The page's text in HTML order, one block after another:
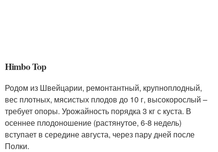
Himbo Top
Родом из Швейцарии, ремонтантный, крупноплодный,
вес плотных, мясистых плодов до 10 г, высокорослый –
требует опоры. Урожайность порядка 3 кг с куста. В
осеннее плодоношение (растянутое, 6-8 недель)
вступает в середине августа, через пару дней после
Полки.